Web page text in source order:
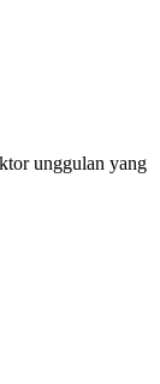
unggulan yang